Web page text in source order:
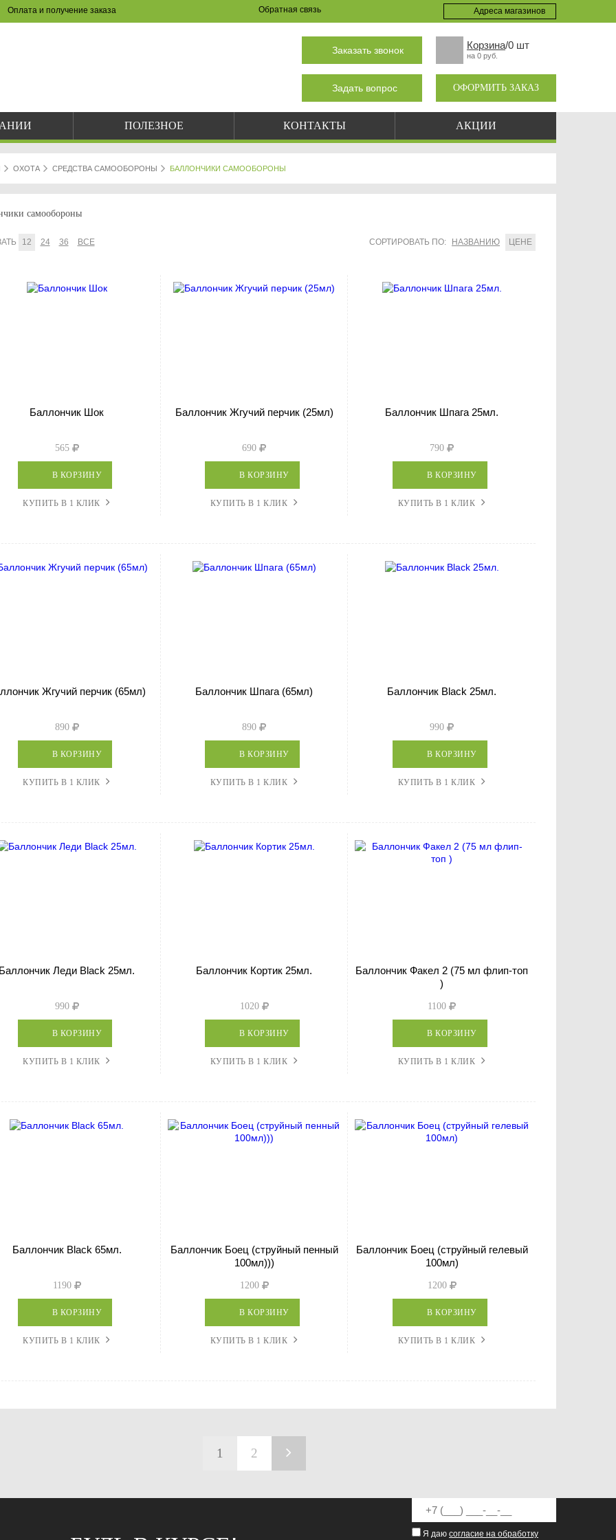
Оплата и получение заказа Обратная связь Адреса магазинов
Заказать звонок Корзина/0 шт
на 0 руб.
Задать вопрос ОФОРМИТЬ ЗАКАЗ
ПОЛЕЗНОЕ КОНТАКТЫ АКЦИИ
ОХОТА СРЕДСТВА САМООБОРОНЫ БАЛЛОНЧИКИ САМООБОРОНЫ
самообороны
12 24 36 ВСЕ СОРТИРОВАТЬ ПО: НАЗВАНИЮ ЦЕНЕ
Баллончик Шок
565
В КОРЗИНУ
КУПИТЬ В 1 КЛИК
Баллончик Жгучий перчик (25мл)
690
В КОРЗИНУ
КУПИТЬ В 1 КЛИК
Баллончик Шпага 25мл.
790
В КОРЗИНУ
КУПИТЬ В 1 КЛИК
Жгучий перчик (65мл)
890
В КОРЗИНУ
КУПИТЬ В 1 КЛИК
Баллончик Шпага (65мл)
890
В КОРЗИНУ
КУПИТЬ В 1 КЛИК
Баллончик Black 25мл.
990
В КОРЗИНУ
КУПИТЬ В 1 КЛИК
Леди Black 25мл.
990
В КОРЗИНУ
КУПИТЬ В 1 КЛИК
Баллончик Кортик 25мл.
1020
В КОРЗИНУ
КУПИТЬ В 1 КЛИК
Баллончик Факел 2 (75 мл флип-топ
)
1100
В КОРЗИНУ
КУПИТЬ В 1 КЛИК
Баллончик Black 65мл.
1190
В КОРЗИНУ
КУПИТЬ В 1 КЛИК
Баллончик Боец (струйный пенный
100мл)))
1200
В КОРЗИНУ
КУПИТЬ В 1 КЛИК
Баллончик Боец (струйный гелевый
100мл)
1200
В КОРЗИНУ
КУПИТЬ В 1 КЛИК
1 2
Я даю согласие на обработку